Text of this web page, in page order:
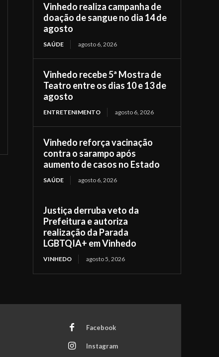
Vinhedo realiza campanha de
doação de sangue no dia 14 de
agosto
SAÚDE agosto 6, 2026
Vinhedo recebe 5ª Mostra de
Teatro entre os dias 10 e 13 de
agosto
ENTRETENIMENTO agosto 6, 2026
Vinhedo reforça vacinação
contra o sarampo após
aumento de casos no Estado
SAÚDE agosto 6, 2026
Justiça derruba veto da
Prefeitura e autoriza
realização da Parada
LGBTQIA+ em Vinhedo
VINHEDO agosto 5, 2026
Facebook
Instagram